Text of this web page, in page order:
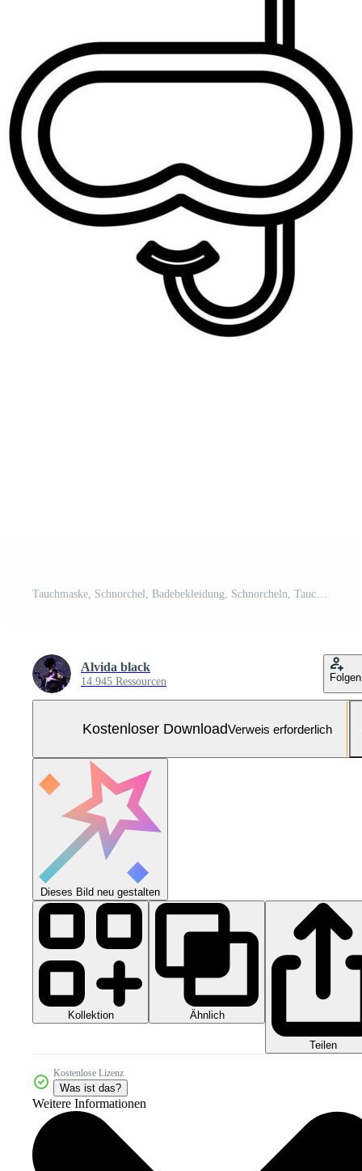
Tauchmaske, Schnorchel, Badebekleidung, Schnorcheln, Tauchen, Taucher, Brillensymbol, Vektor, Illustration, Logo-Vorlage. für viele Zwecke geeignet. Kostenloser Vektor und Kostenloses SVG
Alvida black
14.945 Ressourcen Folgen
Kostenloser DownloadVerweis erforderlich
Dieses Bild neu gestalten
Kollektion Ähnlich
Teilen
Kostenlose Lizenz
Was ist das?
Weitere Informationen